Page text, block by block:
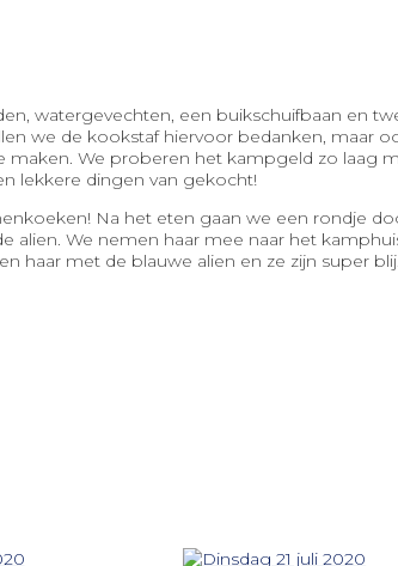
watergevechten, een buikschuifbaan en
we de kookstaf hiervoor bedanken, maar
maken. We proberen het kampgeld zo laag
lekkere dingen van gekocht!
Na het eten gaan we een rondje
We nemen haar mee naar het
haar met de blauwe alien en ze zijn super